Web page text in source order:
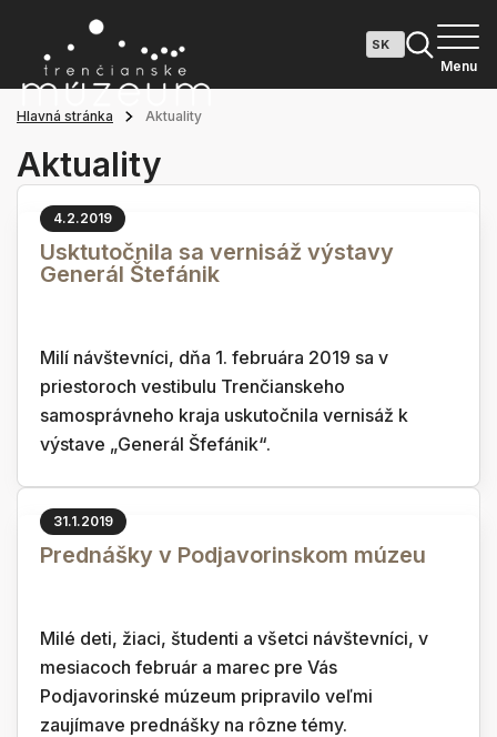
Menu
Hlavná stránka Aktuality
Aktuality
4.2.2019
Usktutočnila sa vernisáž výstavy
Generál Štefánik
Milí návštevníci, dňa 1. februára 2019 sa v
priestoroch vestibulu Trenčianskeho
samosprávneho kraja uskutočnila vernisáž k
výstave „Generál Šfefánik“.
31.1.2019
Prednášky v Podjavorinskom múzeu
Milé deti, žiaci, študenti a všetci návštevníci, v
mesiacoch február a marec pre Vás
Podjavorinské múzeum pripravilo veľmi
zaujímave prednášky na rôzne témy.